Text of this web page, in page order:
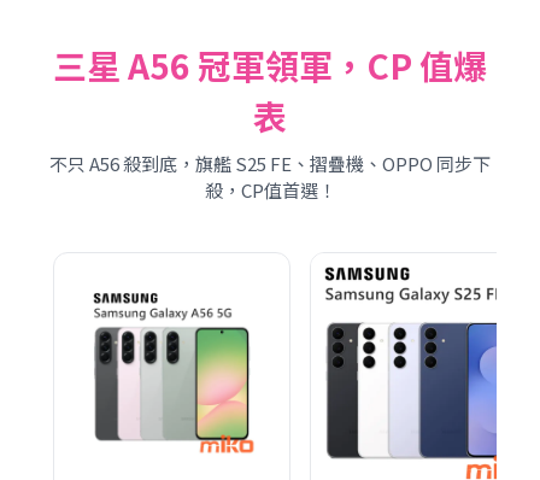
三星 A56 冠軍領軍，CP 值爆
表
不只 A56 殺到底，旗艦 S25 FE、摺疊機、OPPO 同步下
殺，CP值首選！